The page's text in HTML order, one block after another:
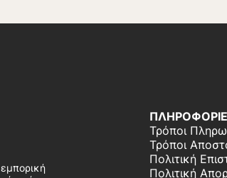
Τρόποι
Τρόποι
Πολιτική
Πολιτική